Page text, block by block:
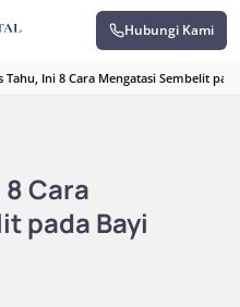
Hubungi Kami
Tahu, Ini 8 Cara Mengatasi Sembelit
Cara
pada Bayi